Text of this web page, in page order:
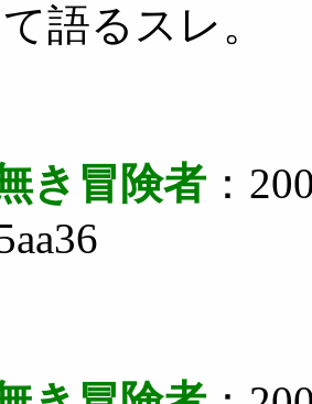
語るスレ。
き冒険者 ：